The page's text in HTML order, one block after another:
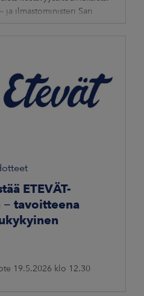
ja ilmastoministeri Sari
ETEVÄT-
tavoitteena
19.5.2026 klo 12.30